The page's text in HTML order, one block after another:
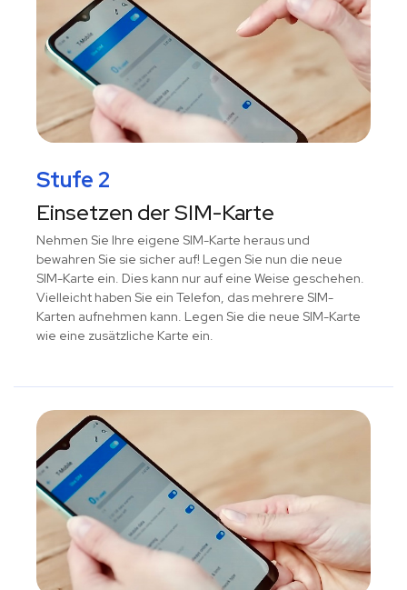
Stufe 2
Einsetzen der SIM-Karte
Nehmen Sie Ihre eigene SIM-Karte heraus und
bewahren Sie sie sicher auf! Legen Sie nun die neue
SIM-Karte ein. Dies kann nur auf eine Weise geschehen.
Vielleicht haben Sie ein Telefon, das mehrere SIM-
Karten aufnehmen kann. Legen Sie die neue SIM-Karte
wie eine zusätzliche Karte ein.